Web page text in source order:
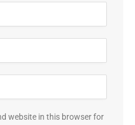
website in this browser for